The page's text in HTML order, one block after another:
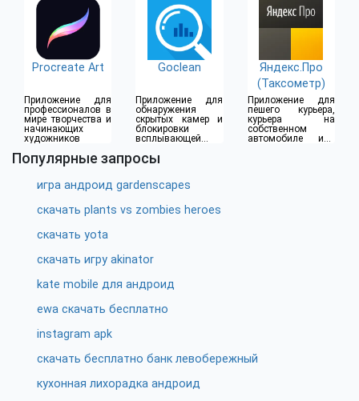
Procreate Art
Приложение для
профессионалов в
мире творчества и
начинающих
художников
Goclean
Приложение для
обнаружения
скрытых камер и
блокировки
всплывающей
Яндекс.Про
(Таксометр)
Приложение для
пешего курьера,
курьера на
собственном
автомобиле или
Популярные запросы
игра андроид gardenscapes
скачать plants vs zombies heroes
скачать yota
скачать игру akinator
kate mobile для андроид
ewa скачать бесплатно
instagram apk
скачать бесплатно банк левобережный
кухонная лихорадка андроид